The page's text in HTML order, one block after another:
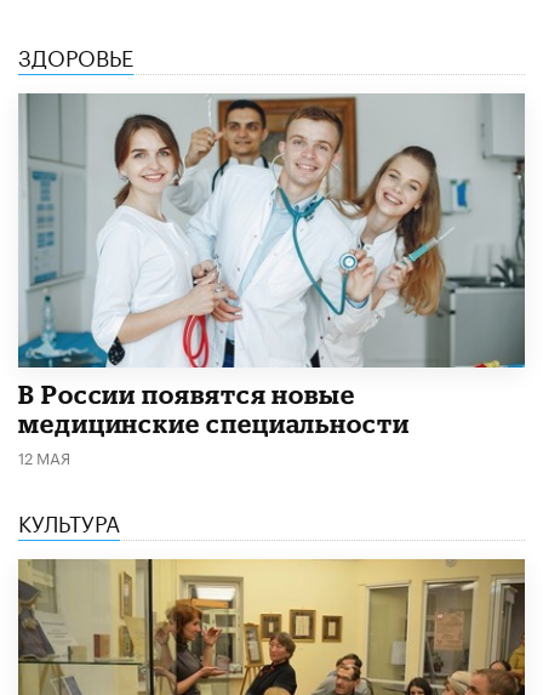
ЗДОРОВЬЕ
В России появятся новые
медицинские специальности
12 МАЯ
КУЛЬТУРА